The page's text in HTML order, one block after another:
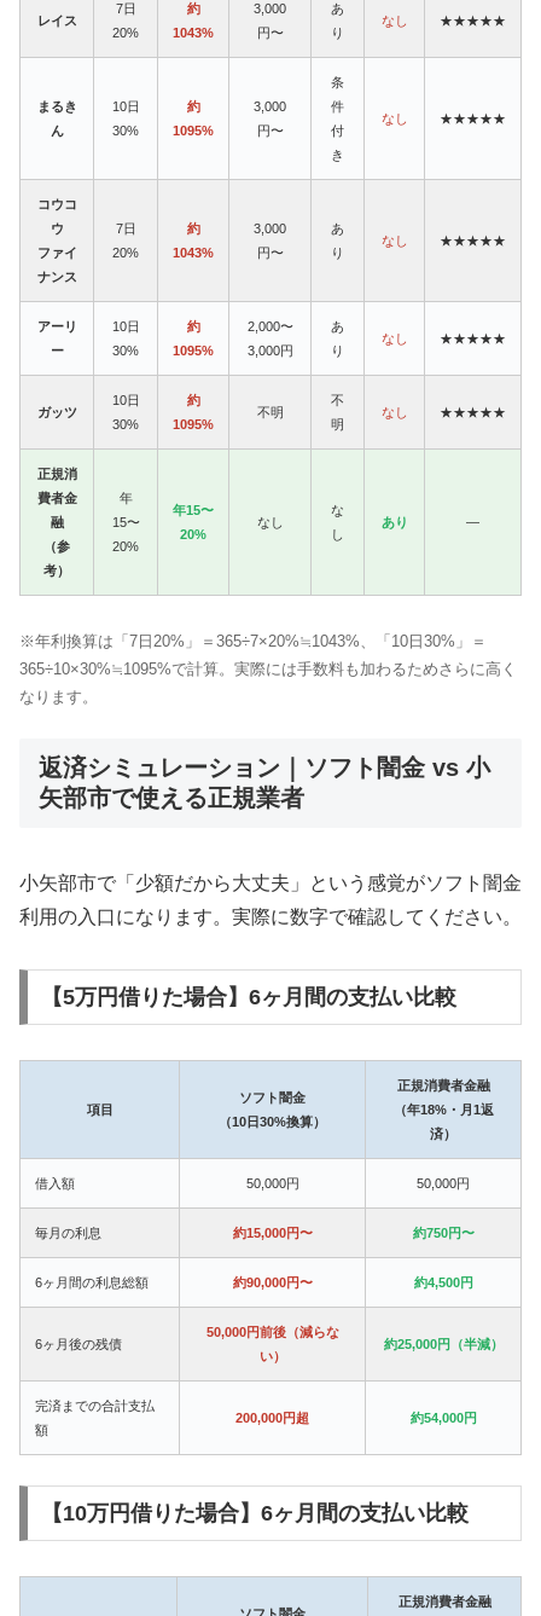
レイス
7日
20%
約
1043%
3,000
円〜
あ
り
なし ★★★★★
まるき
ん
10日
30%
約
1095%
3,000
円〜
条
件
付
き
なし ★★★★★
コウコ
ウ
ファイ
ナンス
7日
20%
約
1043%
3,000
円〜
あ
り
なし ★★★★★
アーリ
ー
10日
30%
約
1095%
2,000〜
3,000円
あ
り
なし ★★★★★
ガッツ
10日
30%
約
1095%
不明
不
明
なし ★★★★★
正規消
費者金
融
（参
考）
年
15〜
20%
年15〜
20%
なし
な
し
あり —
※年利換算は「7日20%」＝365÷7×20%≒1043%、「10日30%」＝
365÷10×30%≒1095%で計算。実際には手数料も加わるためさらに高く
なります。
返済シミュレーション｜ソフト闇金 vs 小
矢部市で使える正規業者
小矢部市で「少額だから大丈夫」という感覚がソフト闇金
利用の入口になります。実際に数字で確認してください。
【5万円借りた場合】6ヶ月間の支払い比較
項目
ソフト闇金
（10日30%換算）
正規消費者金融
（年18%・月1返
済）
借入額 50,000円 50,000円
毎月の利息 約15,000円〜 約750円〜
6ヶ月間の利息総額 約90,000円〜 約4,500円
6ヶ月後の残債
50,000円前後（減らな
い）
約25,000円（半減）
完済までの合計支払
額
200,000円超 約54,000円
【10万円借りた場合】6ヶ月間の支払い比較
正規消費者金融